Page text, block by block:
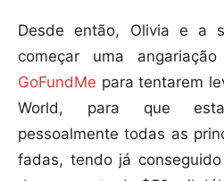
Desde então, Olivia e a
começar uma
GoFundMe para tentarem
World, para que
pessoalmente todas as
fadas, tendo já